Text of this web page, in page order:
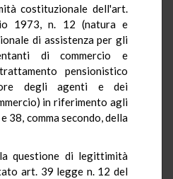
costituzionale dell'art.
1973, n. 12 (natura e
di assistenza per gli
di commercio e
pensionistico
degli agenti e dei
in riferimento agli
38, comma secondo, della
questione di legittimità
art. 39 legge n. 12 del